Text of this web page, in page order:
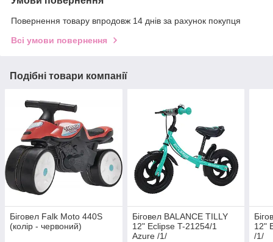
Повернення товару впродовж 14 днів за рахунок покупця
Всі умови повернення
Подібні товари компанії
Біговел Falk Moto 440S
(колір - червоний)
Біговел BALANCE TILLY
12" Eclipse T-21254/1
Azure /1/
12"
/1/